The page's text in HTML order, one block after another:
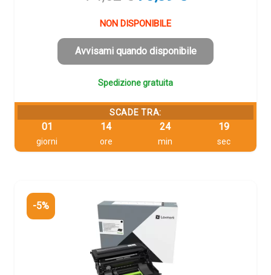
originale
era:
74,62 €.
è:
70,89 €.
NON DISPONIBILE
Avvisami quando disponibile
Spedizione gratuita
SCADE TRA:
01
giorni
14
ore
24
min
18
sec
-5%